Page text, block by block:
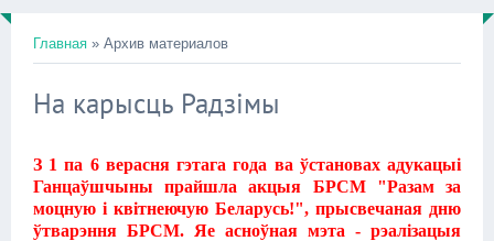
Главная » Архив материалов
На карысць Радзімы
З 1 па 6 верасня гэтага года ва ўстановах адукацыі
Ганцаўшчыны прайшла акцыя БРСМ "Разам за
моцную і квітнеючую Беларусь!", прысвечаная дню
ўтварэння БРСМ. Яе асноўная мэта - рэалізацыя